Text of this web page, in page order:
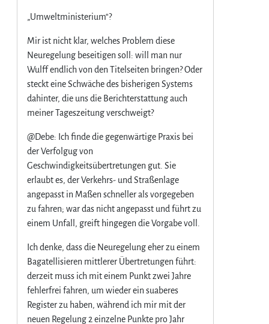
r
g
?
„Umweltministerium“?
Mir ist nicht klar, welches Problem diese
Neuregelung beseitigen soll: will man nur
Wulff endlich von den Titelseiten bringen? Oder
steckt eine Schwäche des bisherigen Systems
dahinter, die uns die Berichterstattung auch
meiner Tageszeitung verschweigt?
@Debe: Ich finde die gegenwärtige Praxis bei
der Verfolgug von
Geschwindigkeitsübertretungen gut. Sie
erlaubt es, der Verkehrs- und Straßenlage
angepasst in Maßen schneller als vorgegeben
zu fahren; war das nicht angepasst und führt zu
einem Unfall, greift hingegen die Vorgabe voll.
Ich denke, dass die Neuregelung eher zu einem
Bagatellisieren mittlerer Übertretungen führt:
derzeit muss ich mit einem Punkt zwei Jahre
fehlerfrei fahren, um wieder ein suaberes
Register zu haben, während ich mir mit der
neuen Regelung 2 einzelne Punkte pro Jahr